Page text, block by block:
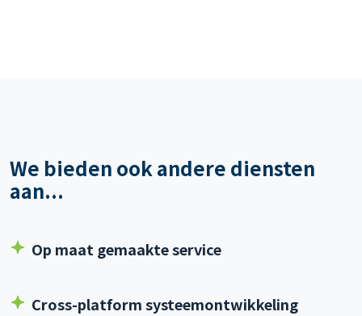
We bieden ook andere diensten
aan...
Op maat gemaakte service
Cross-platform systeemontwikkeling